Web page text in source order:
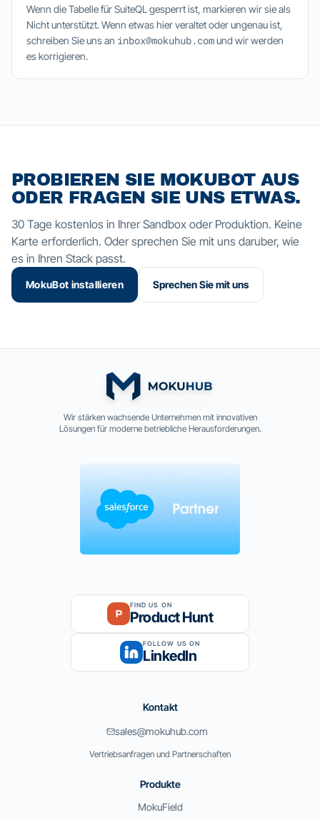
Wenn die Tabelle für SuiteQL gesperrt ist, markieren wir sie als
Nicht unterstützt. Wenn etwas hier veraltet oder ungenau ist,
schreiben Sie uns an inbox@mokuhub.comund wir werden
es korrigieren.
PROBIEREN SIE MOKUBOT AUS
ODER FRAGEN SIE UNS ETWAS.
30 Tage kostenlos in Ihrer Sandbox oder Produktion. Keine
Karte erforderlich. Oder sprechen Sie mit uns daruber, wie
es in Ihren Stack passt.
MokuBot installieren Sprechen Sie mit uns
Wir stärken wachsende Unternehmen mit innovativen
Lösungen für moderne betriebliche Herausforderungen.
FIND US ON
Product Hunt
FOLLOW US ON
LinkedIn
Kontakt
sales@mokuhub.com
Vertriebsanfragen und Partnerschaften
Produkte
MokuField